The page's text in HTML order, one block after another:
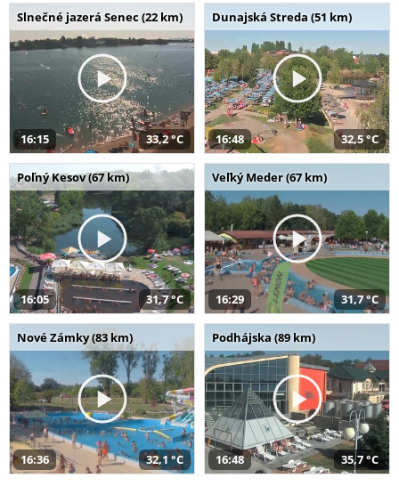
Slnečné jazerá Senec (22 km)
16:15 33,2 °C
Dunajská Streda (51 km)
16:48 32,5 °C
Poľný Kesov (67 km)
16:05 31,7 °C
Veľký Meder (67 km)
16:29 31,7 °C
Nové Zámky (83 km)
16:36 32,1 °C
Podhájska (89 km)
16:48 35,7 °C